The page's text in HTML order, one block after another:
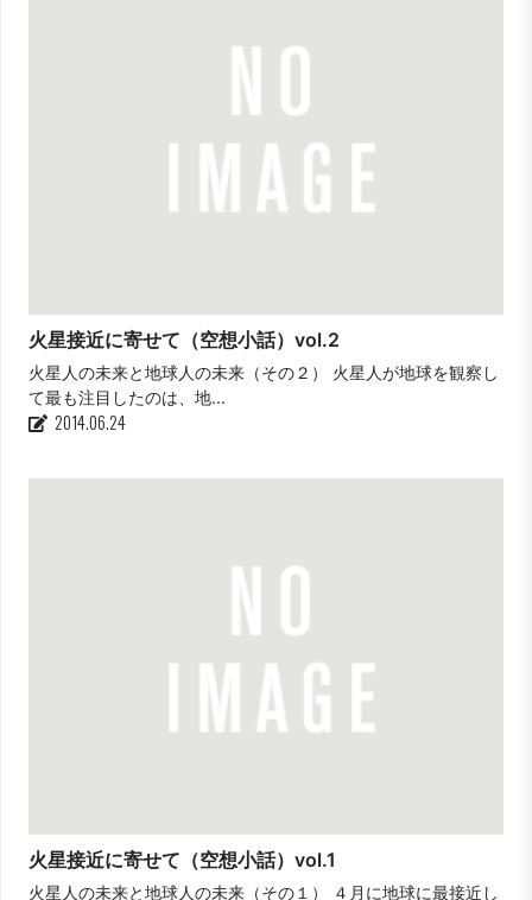
火星接近に寄せて（空想小話）vol.2
火星人の未来と地球人の未来（その２） 火星人が地球を観察し
て最も注目したのは、地...
2014.06.24
火星接近に寄せて（空想小話）vol.1
火星人の未来と地球人の未来（その１） ４月に地球に最接近し